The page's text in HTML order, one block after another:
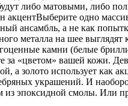
либо матовыми, либо
одно
ансамбль, а не как
металла на шее выглядят
камни (белые
«цветом» вашей кожи.
а золото использует как
украшений. И
из эпоксидной смолы. Или